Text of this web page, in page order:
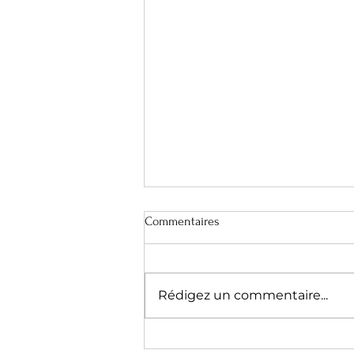
Commentaires
Rédigez un commentaire...